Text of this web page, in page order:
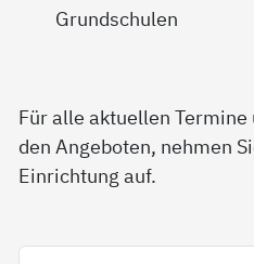
Grundschulen
Für alle aktuellen Termine
den Angeboten, nehmen
Einrichtung auf.